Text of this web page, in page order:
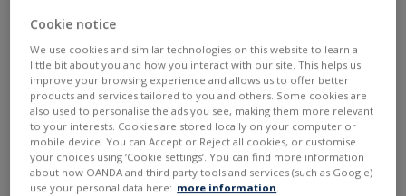
Cookie notice
We use cookies and similar technologies on this website to learn a
little bit about you and how you interact with our site. This helps us
improve your browsing experience and allows us to offer better
products and services tailored to you and others. Some cookies are
also used to personalise the ads you see, making them more relevant
to your interests. Cookies are stored locally on your computer or
mobile device. You can Accept or Reject all cookies, or customise
your choices using ‘Cookie settings’. You can find more information
about how OANDA and third party tools and services (such as Google)
use your personal data here: more information.